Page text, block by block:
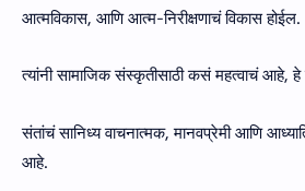
आत्मविकास, आणि आत्म-निरीक्षणाचं विकास होईल.
त्यांनी सामाजिक संस्कृतीसाठी कसं महत्वाचं आहे,
संतांचं सानिध्य वाचनात्मक, मानवप्रेमी आणि
आहे.